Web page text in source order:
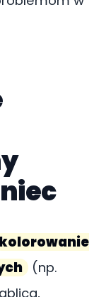
kolorowanie
(np.